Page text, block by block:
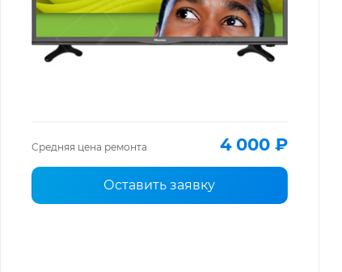
Средняя цена ремонта 4 000 ₽
Оставить заявку